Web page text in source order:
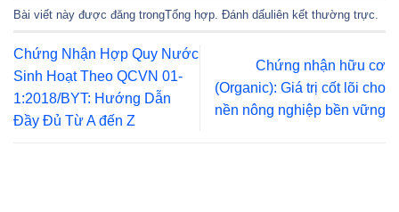
Bài viết này được đăng trongTổng hợp . Đánh dấuliên kết thường trực
Chứng Nhận Hợp Quy Nước
Sinh Hoạt Theo QCVN 01-
1:2018/BYT: Hướng Dẫn
Đầy Đủ Từ A đến Z
Chứng nhận hữu cơ
(Organic): Giá trị cốt lõi cho
nền nông nghiệp bền vững